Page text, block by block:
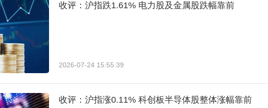
收评：沪指跌1.61% 电力股及金属股跌幅靠前
2026-07-24 15:55:39
收评：沪指涨0.11% 科创板半导体股整体涨幅靠前